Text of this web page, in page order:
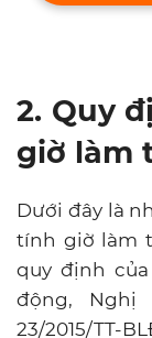
2. Quy
giờ làm
Dưới đây là
tính giờ làm
quy định
động, Nghị
23/2015/TT-